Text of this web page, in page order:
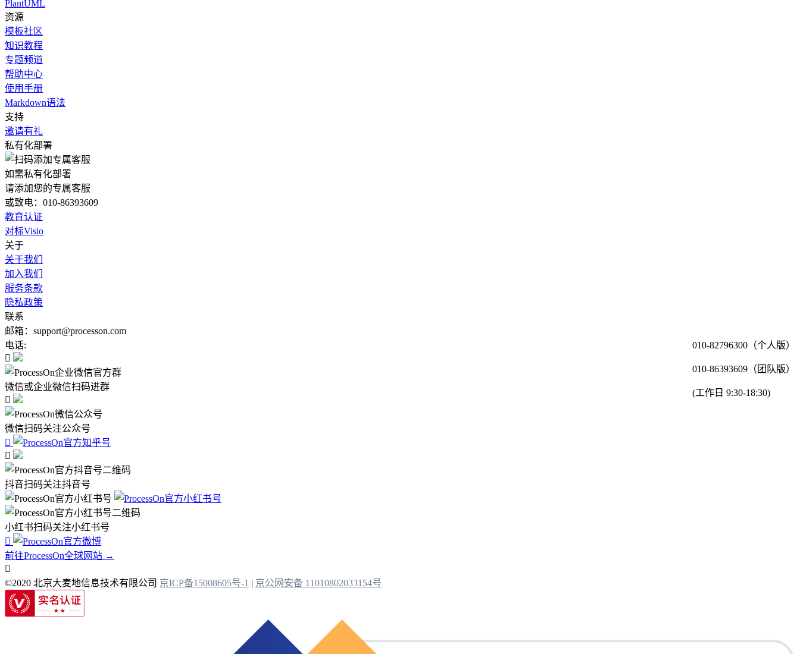
PlantUML
资源
模板社区
知识教程
专题频道
帮助中心
使用手册
Markdown语法
支持
邀请有礼
私有化部署
如需私有化部署
请添加您的专属客服
或致电：010-86393609
教育认证
对标Visio
关于
关于我们
加入我们
服务条款
隐私政策
联系
邮箱：support@processon.com
电话:
010-82796300（个人版）
010-86393609（团队版）
(工作日 9:30-18:30)

微信或企业微信扫码进群

微信扫码关注公众号


抖音扫码关注抖音号
小红书扫码关注小红书号

前往ProcessOn全球网站 →

©2020 北京大麦地信息技术有限公司 京ICP备15008605号-1 | 京公网安备 11010802033154号